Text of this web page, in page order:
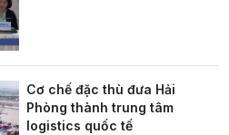
Cơ chế đặc thù đưa Hải
Phòng thành trung tâm
logistics quốc tế